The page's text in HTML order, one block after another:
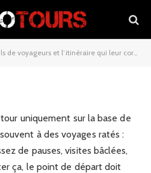
et l’itinéraire qui leur correspond vraiment
qui leur
uniquement sur la base de
à des voyages ratés :
de pauses, visites bâclées,
ça, le point de départ doit